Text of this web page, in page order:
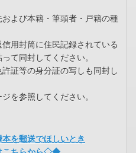
よび本籍・筆頭者・戸籍の種
用封筒に住民記録されている
て同封してください。
証等の身分証の写しも同封し
を参照してください。
を郵送でほしいとき